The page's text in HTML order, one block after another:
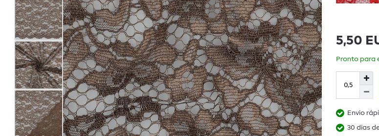
5,50
Pronto para
Envio
30 dias